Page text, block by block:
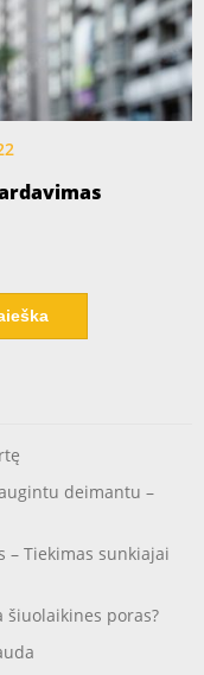
deimantu –
– Tiekimas sunkiajai
šiuolaikines poras?